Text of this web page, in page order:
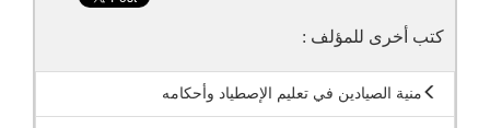
كتب أخرى للمؤلف :
منية الصيادين في تعليم الإصطياد وأحكامه